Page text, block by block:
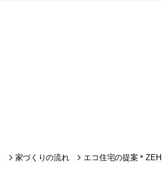
家づくりの流れ エコ住宅の提案＊ZEH